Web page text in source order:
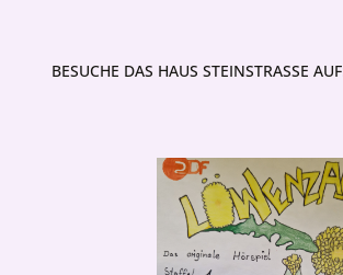
BESUCHE DAS HAUS STEINSTRASSE AUF: